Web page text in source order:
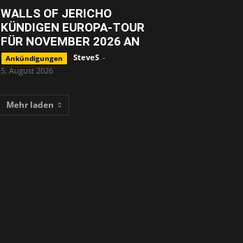
WALLS OF JERICHO
KÜNDIGEN EUROPA-TOUR
FÜR NOVEMBER 2026 AN
Ankündigungen SteveS -
5. August 2026
Mehr laden